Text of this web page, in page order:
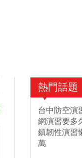
熱門話題
台中防空演
網演習要多
鎮韌性演習
萬